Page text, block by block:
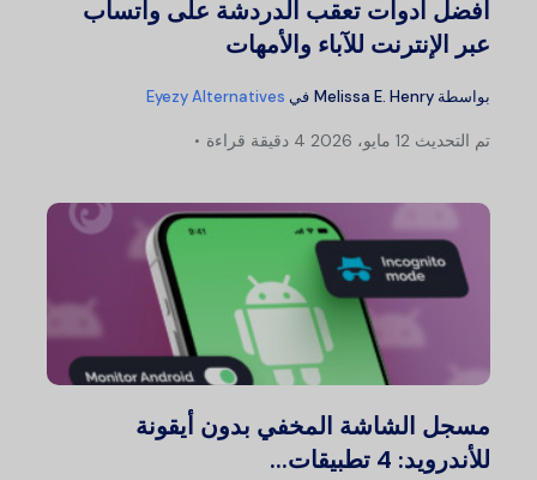
أفضل أدوات تعقب الدردشة على واتساب
عبر الإنترنت للآباء والأمهات
بواسطة Melissa E. Henry في Eyezy Alternatives
تم التحديث 4 دقيقة قراءة
مسجل الشاشة المخفي بدون أيقونة
للأندرويد: 4 تطبيقات...